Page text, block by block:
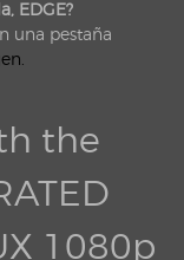
EDGE?
una pestaña
the
1080p